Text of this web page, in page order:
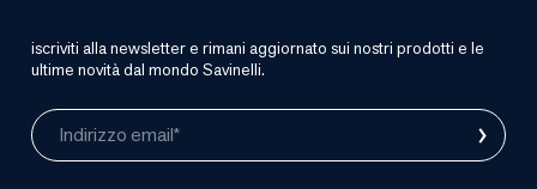
iscriviti alla newsletter e rimani aggiornato sui nostri prodotti e le
ultime novità dal mondo Savinelli.
Indirizzo email* ›